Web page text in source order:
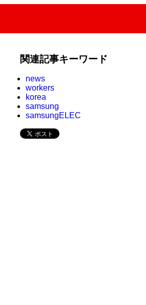
関連記事キーワード
news
workers
korea
samsung
samsungELEC